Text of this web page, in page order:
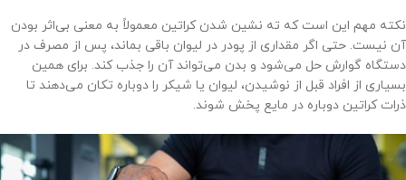
نکته مهم این است که ته نشین شدن کراتین معمولاً به معنی بی‌اثر بودن
آن نیست. حتی اگر مقداری از پودر در لیوان باقی بماند، پس از مصرف در
دستگاه گوارش حل می‌شود و بدن می‌تواند آن را جذب کند. برای همین
بسیاری از افراد قبل از نوشیدن، لیوان یا شیکر را دوباره تکان می‌دهند تا
ذرات کراتین دوباره در مایع پخش شوند.